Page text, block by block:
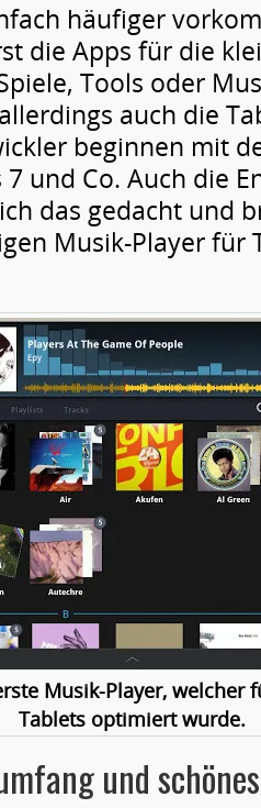
häufiger
die Apps für die
Tools oder
auch die
beginnen mit
und Co. Auch die
das gedacht und
Musik-Player für
Musik-Player, welcher
Tablets optimiert wurde.
und